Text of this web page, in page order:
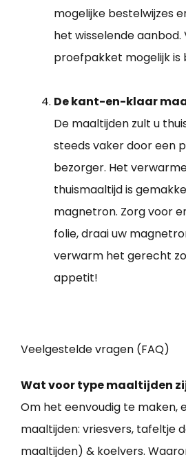
mogelijke bestelwijzes
het wisselende aanbod.
proefpakket mogelijk is
De kant-en-klaar
De maaltijden zult u
steeds vaker door een
bezorger. Het
thuismaaltijd is
magnetron. Zorg voor
folie, draai uw
verwarm het gerecht
appetit!
Veelgestelde vragen (FAQ)
Wat voor type maaltijden
Om het eenvoudig te maken,
maaltijden: vriesvers, tafeltje
maaltijden) & koelvers.